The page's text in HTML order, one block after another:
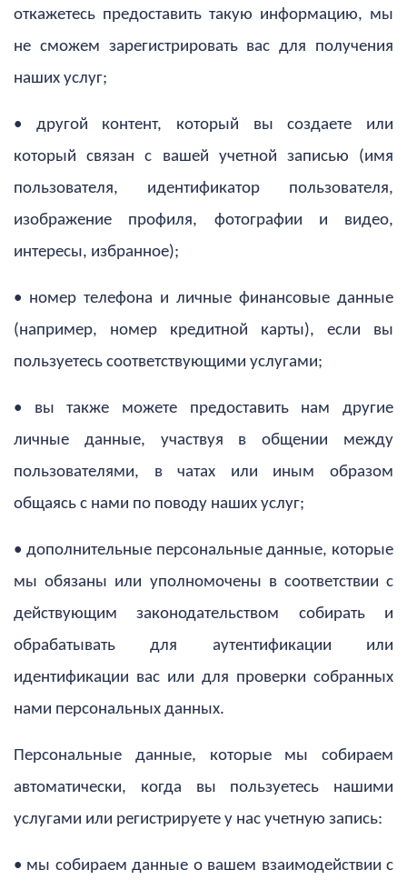
откажетесь предоставить такую ​​информацию, мы
не сможем зарегистрировать вас для получения
наших услуг;
• другой контент, который вы создаете или
который связан с вашей учетной записью (имя
пользователя, идентификатор пользователя,
изображение профиля, фотографии и видео,
интересы, избранное);
• номер телефона и личные финансовые данные
(например, номер кредитной карты), если вы
пользуетесь соответствующими услугами;
• вы также можете предоставить нам другие
личные данные, участвуя в общении между
пользователями, в чатах или иным образом
общаясь с нами по поводу наших услуг;
• дополнительные персональные данные, которые
мы обязаны или уполномочены в соответствии с
действующим законодательством собирать и
обрабатывать для аутентификации или
идентификации вас или для проверки собранных
нами персональных данных.
Персональные данные, которые мы собираем
автоматически, когда вы пользуетесь нашими
услугами или регистрируете у нас учетную запись:
• мы собираем данные о вашем взаимодействии с